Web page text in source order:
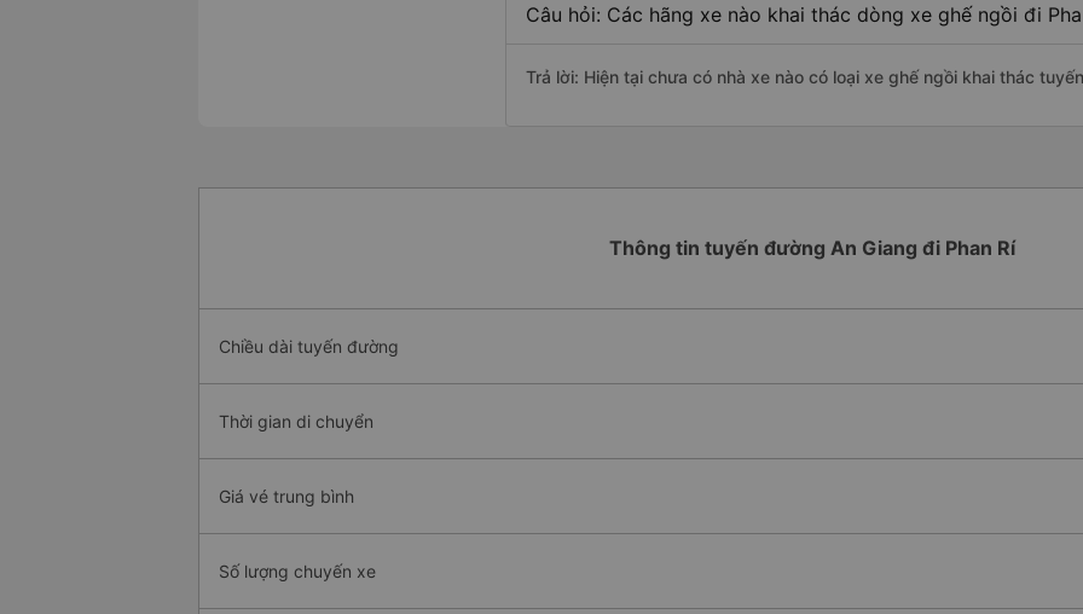
Câu hỏi: Các hãng xe nào khai thác dòng xe ghế ngồi đi
Trả lời: Hiện tại chưa có nhà xe nào có loại xe ghế ngồi khai thác
Thông tin tuyến đường An Giang đi Phan Rí
Chiều dài tuyến đường
Thời gian di chuyển
Giá vé trung bình
Số lượng chuyến xe